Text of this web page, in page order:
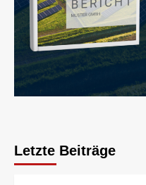
Letzte Beiträge